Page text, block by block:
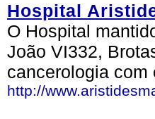
Hospital
O Hospital
João VI332,
cancerologia com
http://